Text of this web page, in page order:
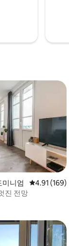
미니엄 평점 4.91점
4.91 (169)
진 전망